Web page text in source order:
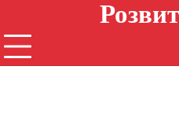
content